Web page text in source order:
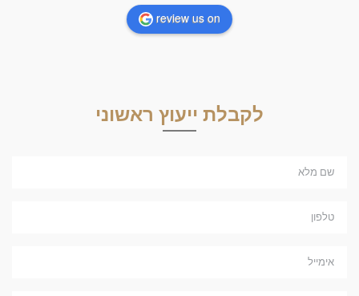
review us on
לקבלת ייעוץ ראשוני